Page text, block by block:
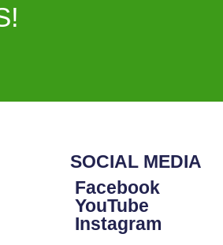
SOCIAL MEDIA
Facebook
YouTube
Instagram